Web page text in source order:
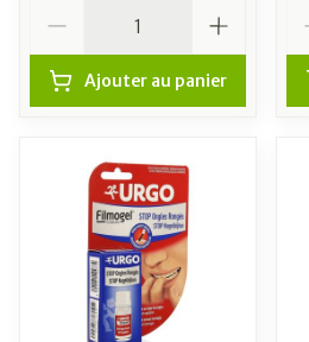
Ajouter au panier